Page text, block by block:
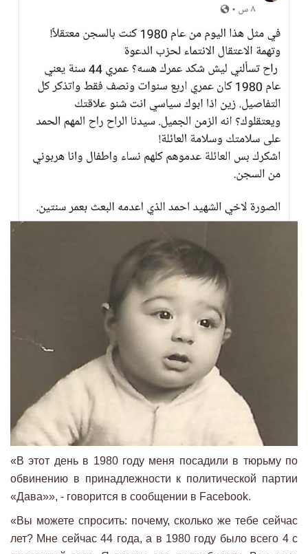
«В этот день в 1980 году меня посадили в тюрьму по
обвинению в принадлежности к политической партии
«Дава»», - говорится в сообщении в Facebook.
«Вы можете спросить: почему, сколько же тебе сейчас
лет? Мне сейчас 44 года, а в 1980 году было всего 4 с